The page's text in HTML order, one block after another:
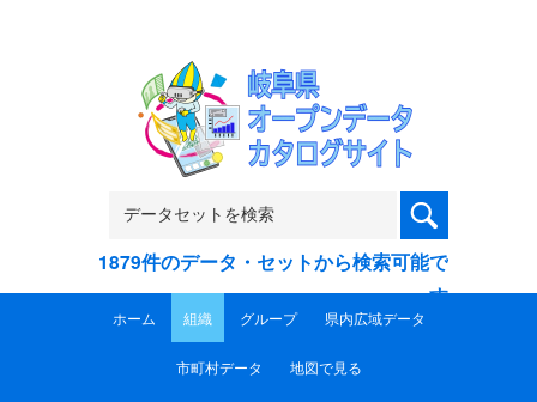
1879件のデータ・セットから検索可能で
す
ホーム 組織 グループ 県内広域データ
市町村データ 地図で見る